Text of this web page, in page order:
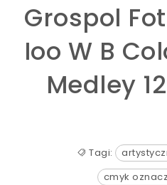
Grospol
Ioo W B
Medley
Tagi:
cmyk